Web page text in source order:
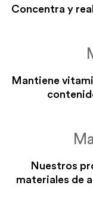
Concentra y
Mantiene
Nuestros
materiales de